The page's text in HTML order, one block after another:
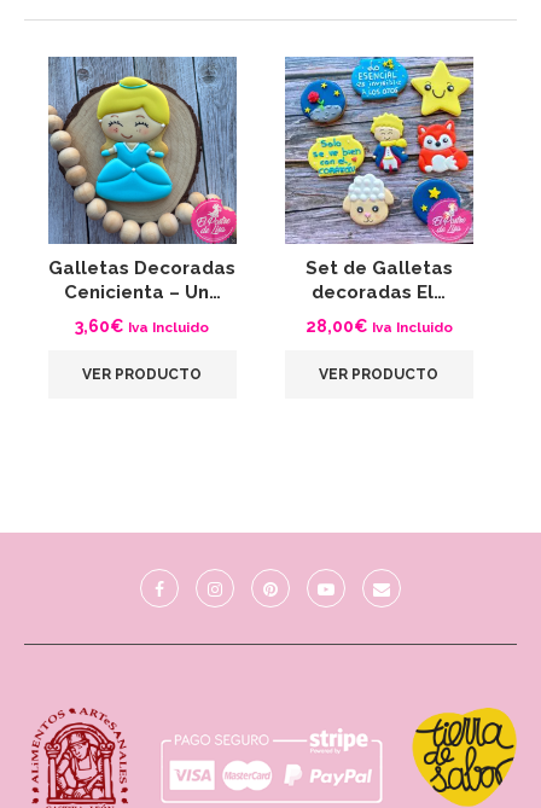
Galletas Decoradas
Cenicienta – Un…
3,60€ Iva Incluido
VER PRODUCTO
Set de Galletas
decoradas El…
28,00€ Iva Incluido
VER PRODUCTO